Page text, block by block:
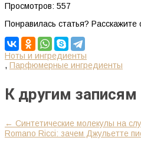
Просмотров: 557
Понравилась статья?
Ноты и ингредиенты
, Парфюмерные ингредиенты
К другим записям
← Синтетические молекулы на
Romano Ricci: зачем Джульетте